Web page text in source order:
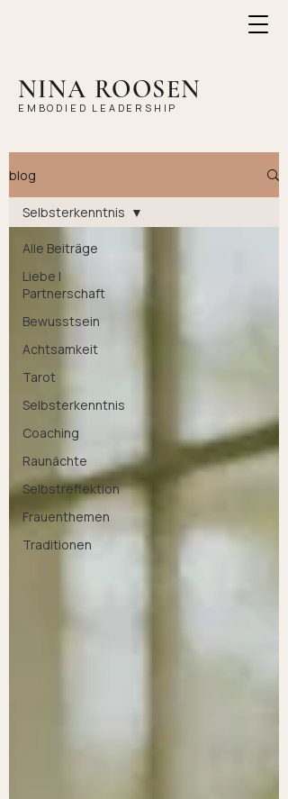
NINA ROOSEN
EMBODIED LEADERSHIP
blog
Alle Beiträge
Liebe |
Partnerschaft
Bewusstsein
Achtsamkeit
Tarot
Selbsterkenntnis
Coaching
Raunächte
Selbstreflektion
Frauenthemen
Traditionen
Selbsterkenntnis